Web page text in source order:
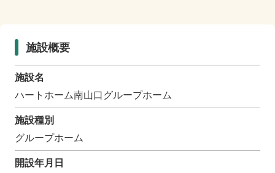
施設概要
施設名
ハートホーム南山口グループホーム
施設種別
グループホーム
開設年月日